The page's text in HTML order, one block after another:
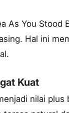
As You Stood
Hal ini
Kuat
nilai plus